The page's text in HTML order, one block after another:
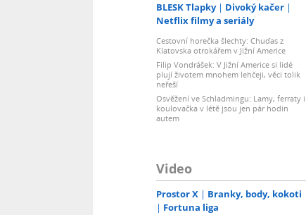
BLESK Tlapky
Divoký kačer
Netflix filmy a seriály
Cestovní horečka šlechty: Chuďas z
Klatovska otrokářem v Jižní Americe
Filip Vondrášek: V Jižní Americe si lidé
plují životem mnohem lehčeji, věci tolik
neřeší
Osvěžení ve Schladmingu: Lamy, ferraty i
koulovačka v létě jsou jen pár hodin
autem
Video
Prostor X
Branky, body, kokoti
Fortuna liga